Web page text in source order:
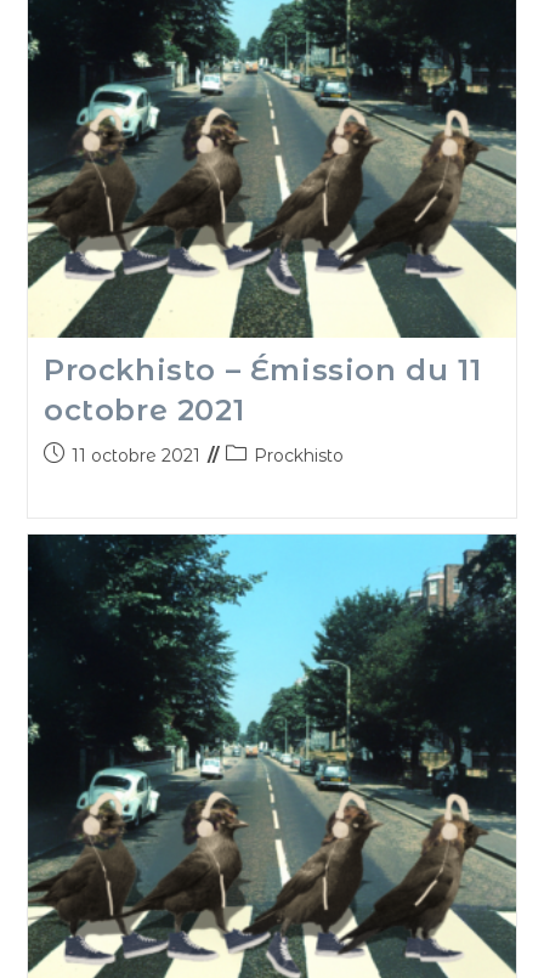
Prockhisto – Émission du 11
octobre 2021
11 octobre 2021 Prockhisto